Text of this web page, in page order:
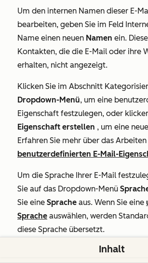
Um den internen Namen dieser E-
bearbeiten, geben Sie im Feld
Name einen neuen Namen ein.
Kontakten, die die E-Mail oder ihre
erhalten, nicht angezeigt.
Klicken Sie im Abschnitt
Dropdown-Menü, um eine
Eigenschaft festzulegen, oder
Eigenschaft erstellen , um eine
Erfahren Sie mehr über das
benutzerdefinierten E-Mail-
Um die Sprache Ihrer E-Mail
Sie auf das Dropdown-Menü
Sie eine Sprache aus. Wenn Sie eine
Sprache auswählen, werden
diese Sprache übersetzt.
Um eine teilbare Version der E-Mail
Inhalt